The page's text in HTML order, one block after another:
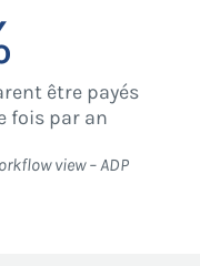
être payés
fois par an
view – ADP